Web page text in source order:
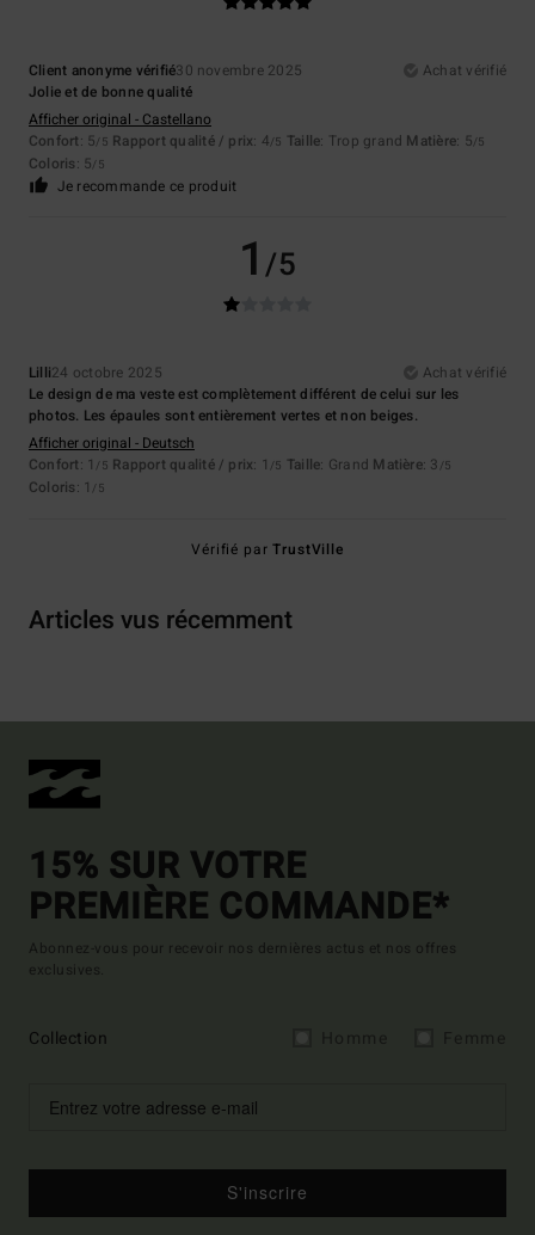
Client anonyme vérifié30 novembre 2025
Achat vérifié
Jolie et de bonne qualité
Afficher original - Castellano
Confort: 5/5 Rapport qualité / prix: 4/5 Taille: Trop grand Matière: 5/5
Coloris: 5/5
Je recommande ce produit
1/5
Lilli24 octobre 2025
Achat vérifié
Le design de ma veste est complètement différent de celui sur les
photos. Les épaules sont entièrement vertes et non beiges.
Afficher original - Deutsch
Confort: 1 /5 Rapport qualité / prix: 1 /5 Taille: Grand Matière: 3 /5
Coloris: 1 /5
Vérifié parTrustVille
Articles vus récemment
15% SUR VOTRE
PREMIÈRE COMMANDE*
Abonnez-vous pour recevoir nos dernières actus et nos offres
exclusives.
Collection
S'inscrire